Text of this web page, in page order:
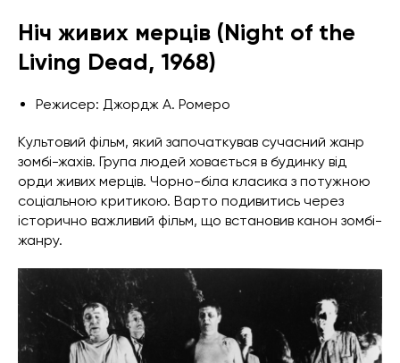
Ніч живих мерців (Night of the
Living Dead, 1968)
Режисер: Джордж А. Ромеро
Культовий фільм, який започаткував сучасний жанр
зомбі-жахів. Група людей ховається в будинку від
орди живих мерців. Чорно-біла класика з потужною
соціальною критикою. Варто подивитись через
історично важливий фільм, що встановив канон зомбі-
жанру.